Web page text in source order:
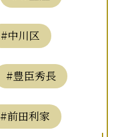
#中川区
#豊臣秀長
#前田利家